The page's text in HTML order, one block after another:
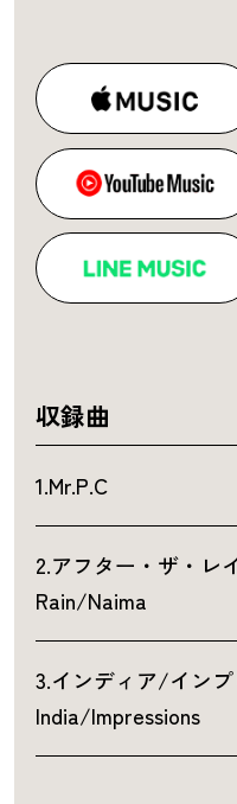
収録曲
1.Mr.P.C
2.アフター・ザ・
Rain/Naima
3.インディア/イン
India/Impressions